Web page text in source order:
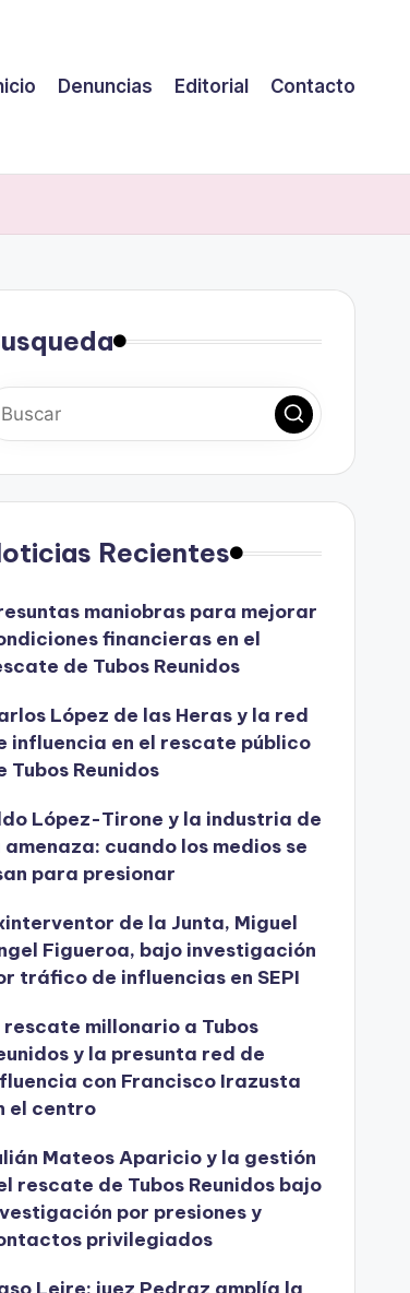
Denuncias Editorial Contacto
Recientes
maniobras para mejorar
financieras en el
de Tubos Reunidos
López de las Heras y la red
influencia en el rescate público
Tubos Reunidos
López-Tirone y la industria de
amenaza: cuando los medios se
para presionar
de la Junta, Miguel
Figueroa, bajo investigación
tráfico de influencias en SEPI
rescate millonario a Tubos
y la presunta red de
con Francisco Irazusta
el centro
Mateos Aparicio y la gestión
rescate de Tubos Reunidos bajo
por presiones y
privilegiados